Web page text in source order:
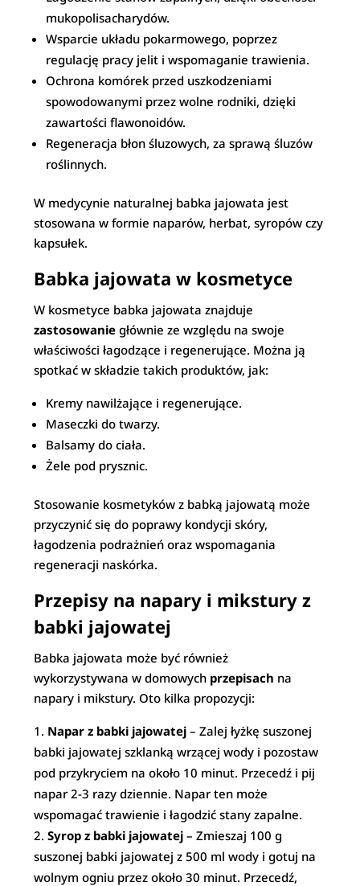
mukopolisacharydów.
Wsparcie układu pokarmowego, poprzez
regulację pracy jelit i wspomaganie trawienia.
Ochrona komórek przed uszkodzeniami
spowodowanymi przez wolne rodniki, dzięki
zawartości flawonoidów.
Regeneracja błon śluzowych, za sprawą śluzów
roślinnych.
W medycynie naturalnej babka jajowata jest
stosowana w formie naparów, herbat, syropów czy
kapsułek.
Babka jajowata w kosmetyce
W kosmetyce babka jajowata znajduje
zastosowanie głównie ze względu na swoje
właściwości łagodzące i regenerujące. Można ją
spotkać w składzie takich produktów, jak:
Kremy nawilżające i regenerujące.
Maseczki do twarzy.
Balsamy do ciała.
Żele pod prysznic.
Stosowanie kosmetyków z babką jajowatą może
przyczynić się do poprawy kondycji skóry,
łagodzenia podrażnień oraz wspomagania
regeneracji naskórka.
Przepisy na napary i mikstury z
babki jajowatej
Babka jajowata może być również
wykorzystywana w domowych przepisach na
napary i mikstury. Oto kilka propozycji:
Napar z babki jajowatej – Zalej łyżkę suszonej
babki jajowatej szklanką wrzącej wody i pozostaw
pod przykryciem na około 10 minut. Przecedź i pij
napar 2-3 razy dziennie. Napar ten może
wspomagać trawienie i łagodzić stany zapalne.
Syrop z babki jajowatej – Zmieszaj 100 g
suszonej babki jajowatej z 500 ml wody i gotuj na
wolnym ogniu przez około 30 minut. Przecedź,